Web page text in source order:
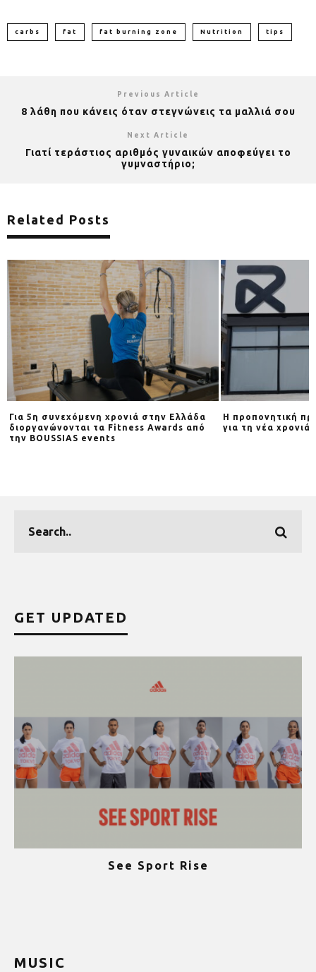
carbs fat fat burning zone Nutrition tips
Previous Article
8 λάθη που κάνεις όταν στεγνώνεις τα μαλλιά σου
Next Article
Γιατί τεράστιος αριθμός γυναικών αποφεύγει το
γυμναστήριο;
Related Posts
Για 5η συνεχόμενη χρονιά στην Ελλάδα
διοργανώνονται τα Fitness Awards από
την BOUSSIAS events
Η προπονητική
για τη νέα χρονιά
GET UPDATED
See Sport Rise
MUSIC